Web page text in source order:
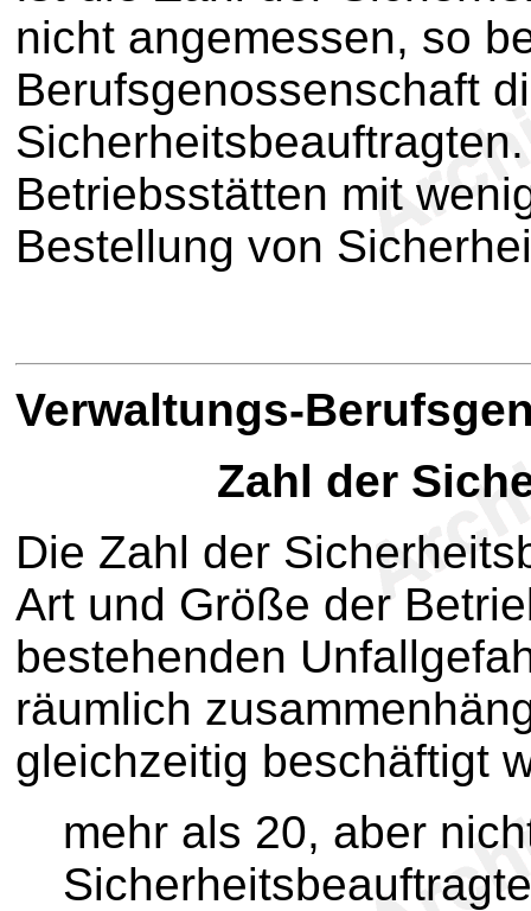
nicht angemessen, so
Berufsgenossenschaft
Betriebsstätten mit
Bestellung von
Verwaltungs-
Zahl der
Die Zahl der
Art und Größe der
bestehenden
räumlich
gleichzeitig beschäftigt
mehr als 20, aber